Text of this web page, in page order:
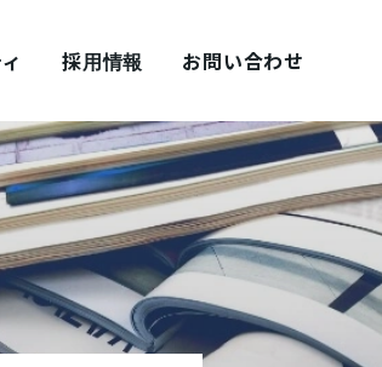
採用情報
ェアズ！
お問い合わせ